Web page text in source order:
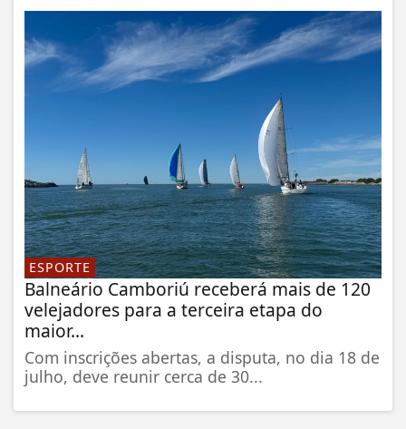
ESPORTE
Balneário Camboriú receberá mais de 120
velejadores para a terceira etapa do
maior...
Com inscrições abertas, a disputa, no dia 18 de
julho, deve reunir cerca de 30...